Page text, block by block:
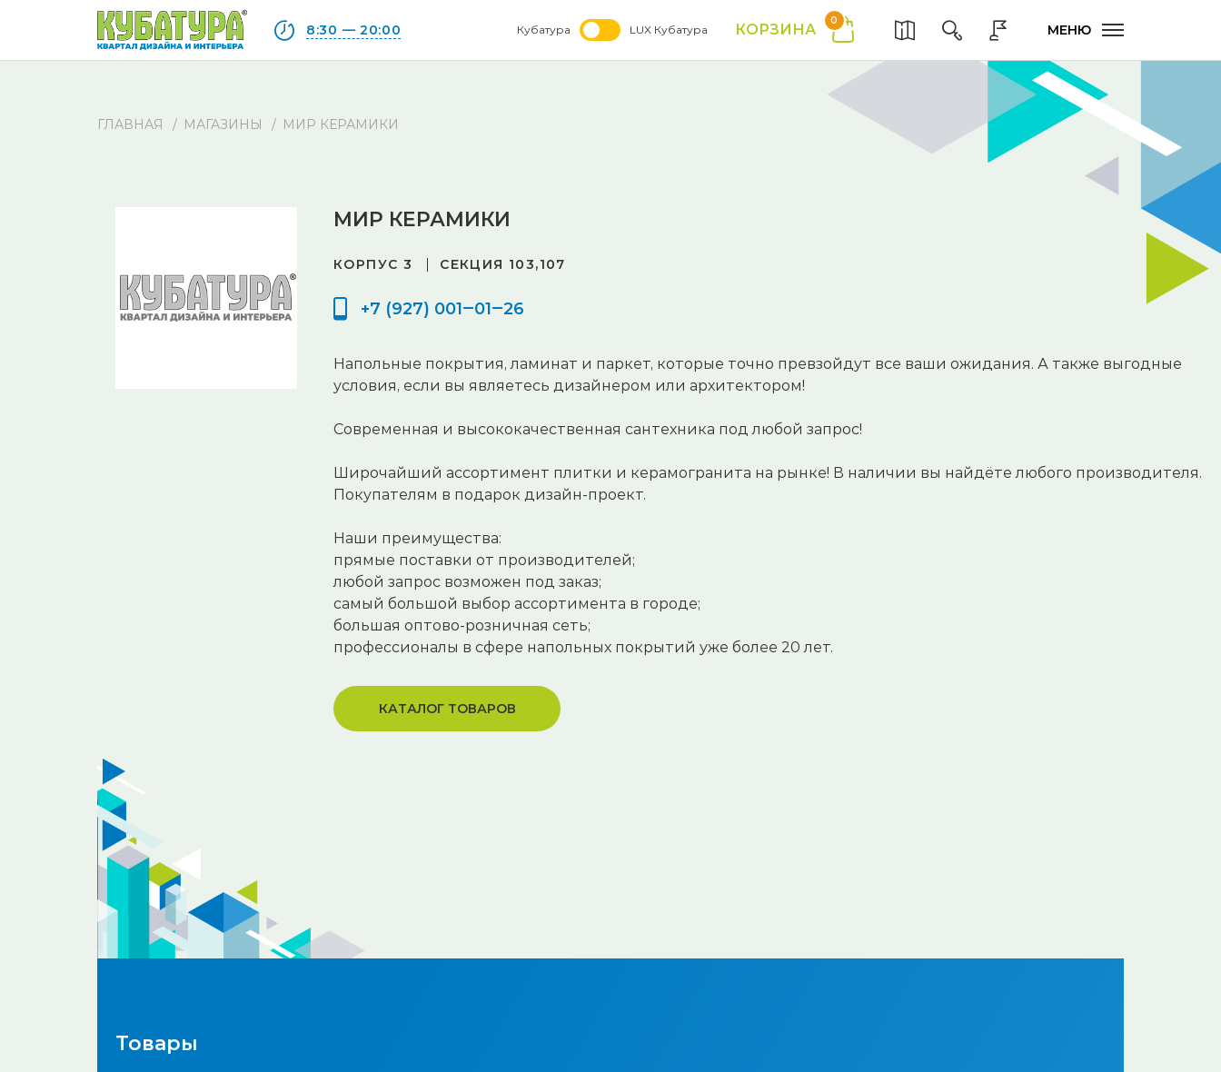
8:30 — 20:00 Кубатура LUX Кубатура КОРЗИНА
0
МЕНЮ
ГЛАВНАЯ МАГАЗИНЫ МИР КЕРАМИКИ
МИР КЕРАМИКИ
КОРПУС 3 СЕКЦИЯ 103,107
+7 (927) 001‒01‒26
Напольные покрытия, ламинат и паркет, которые точно превзойдут все ваши ожидания. А также выгодные
условия, если вы являетесь дизайнером или архитектором!
Современная и высококачественная сантехника под любой запрос!
Широчайший ассортимент плитки и керамогранита на рынке! В наличии вы найдёте любого производителя.
Покупателям в подарок дизайн-проект.
Наши преимущества:
прямые поставки от производителей;
любой запрос возможен под заказ;
самый большой выбор ассортимента в городе;
большая оптово-розничная сеть;
профессионалы в сфере напольных покрытий уже более 20 лет.
КАТАЛОГ ТОВАРОВ
Товары